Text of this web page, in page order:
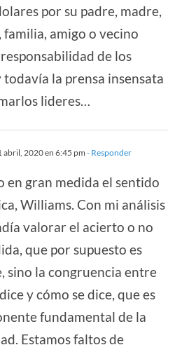
por su padre, madre,
amigo o vecino
de los
la prensa insensata
lideres…
abril, 2020 en 6:45 pm- Responder
en gran medida el sentido
Williams. Con mi análisis
valorar el acierto o no
que por supuesto es
sino la congruencia entre
y cómo se dice, que es
fundamental de la
Estamos faltos de